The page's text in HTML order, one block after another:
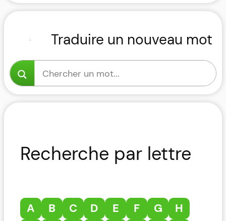
Traduire un nouveau mot
Recherche par lettre
A B C D E F G
H